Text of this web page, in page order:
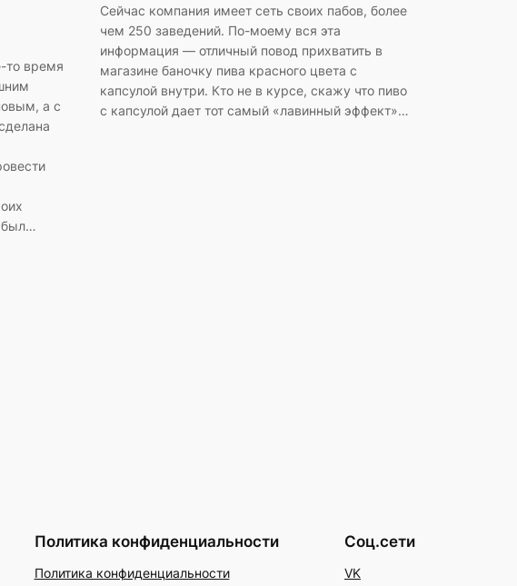
то время
а с
был…
Сейчас компания имеет сеть своих пабов, более
чем 250 заведений. По-моему вся эта
информация — отличный повод прихватить в
магазине баночку пива красного цвета с
капсулой внутри. Кто не в курсе, скажу что пиво
с капсулой дает тот самый «лавинный эффект»…
Политика конфиденциальности
Политика конфиденциальности
Соц.сети
VK